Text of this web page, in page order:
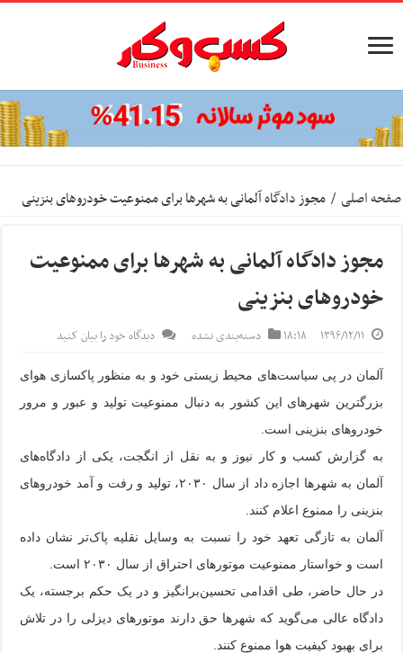
صفحه اصلی / مجوز دادگاه آلمانی به شهرها برای ممنوعیت خودروهای بنزینی
مجوز دادگاه آلمانی به شهرها برای ممنوعیت
خودروهای بنزینی
۱۳۹۶/۱۲/۱۱ ۱۸:۱۸ دسته‌بندی نشده دیدگاه خود را بیان کنید
آلمان در پی سیاست‌های محیط زیستی خود و به منظور پاکسازی هوای
بزرگترین شهرهای این کشور به دنبال ممنوعیت تولید و عبور و مرور
خودروهای بنزینی است.
به گزارش کسب و کار نیوز و به نقل از انگجت، یکی از دادگاه‌های
آلمان به شهرها اجازه داد از سال ۲۰۳۰، تولید و رفت و آمد خودروهای
بنزینی را ممنوع اعلام کنند.
آلمان به تازگی تعهد خود را نسبت به وسایل نقلیه پاک‌تر نشان داده
است و خواستار ممنوعیت موتورهای احتراق از سال ۲۰۳۰ است.
در حال حاضر، طی اقدامی تحسین‌برانگیز و در یک حکم برجسته، یک
دادگاه عالی می‌گوید که شهرها حق دارند موتورهای دیزلی را در تلاش
برای بهبود کیفیت هوا ممنوع کنند.